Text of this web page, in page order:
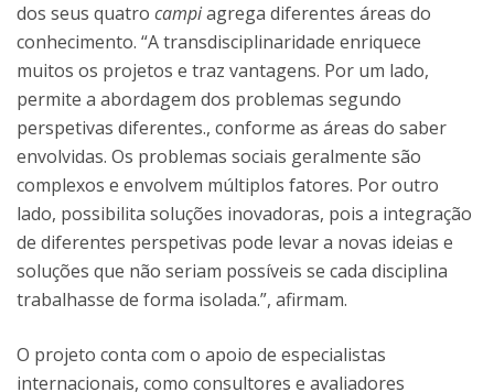
dos seus quatro campiagrega diferentes áreas do
conhecimento. “A transdisciplinaridade enriquece
muitos os projetos e traz vantagens. Por um lado,
permite a abordagem dos problemas segundo
perspetivas diferentes., conforme as áreas do saber
envolvidas. Os problemas sociais geralmente são
complexos e envolvem múltiplos fatores. Por outro
lado, possibilita soluções inovadoras, pois a integração
de diferentes perspetivas pode levar a novas ideias e
soluções que não seriam possíveis se cada disciplina
trabalhasse de forma isolada.”, afirmam.
O projeto conta com o apoio de especialistas
internacionais, como consultores e avaliadores